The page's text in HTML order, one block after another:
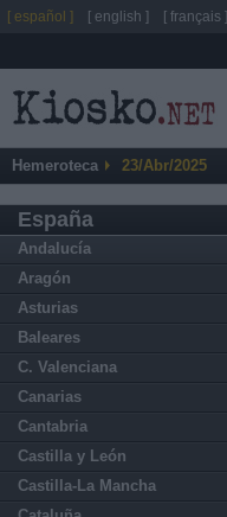
Hemeroteca 23/Abr/2025
España
Andalucía
Aragón
Asturias
Baleares
C. Valenciana
Canarias
Cantabria
Castilla y León
Castilla-La Mancha
[ español ] [ english ] [ français ]